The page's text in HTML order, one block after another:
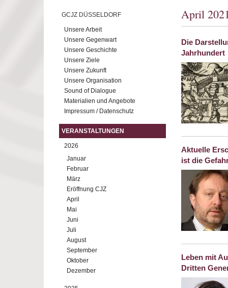
GCJZ DÜSSELDORF
Unsere Arbeit
Unsere Gegenwart
Unsere Geschichte
Unsere Ziele
Unsere Zukunft
Unsere Organisation
Sound of Dialogue
Materialien und Angebote
Impressum / Datenschutz
VERANSTALTUNGEN
2026
Januar
Februar
März
Eröffnung CJZ
April
Mai
Juni
Juli
August
September
Oktober
Dezember
April
Die
Jahrhundert
Aktuelle
ist die
Leben mit
Dritten